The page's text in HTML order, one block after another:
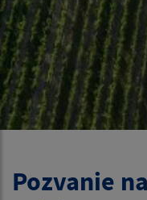
Pozvanie